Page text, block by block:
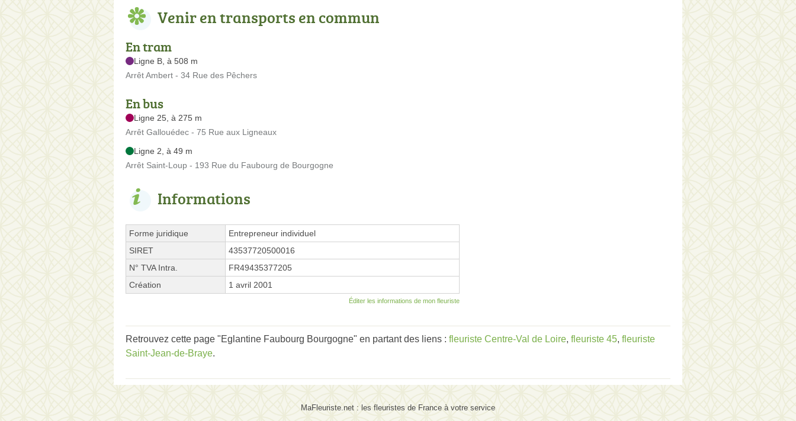
Venir en transports en commun
En tram
Ligne B, à 508 m
Arrêt Ambert - 34 Rue des Pêchers
En bus
Ligne 25, à 275 m
Arrêt Gallouédec - 75 Rue aux Ligneaux
Ligne 2, à 49 m
Arrêt Saint-Loup - 193 Rue du Faubourg de Bourgogne
Informations
Forme juridique
Entrepreneur individuel
SIRET
43537720500016
N° TVA Intra.
FR49435377205
Création
1 avril 2001
Éditer les informations de mon fleuriste
Retrouvez cette page "Eglantine Faubourg Bourgogne" en partant des liens : fleuriste Centre-Val de Loire, fleuriste 45, fleuriste
Saint-Jean-de-Braye.
MaFleuriste.net : les fleuristes de France à votre service